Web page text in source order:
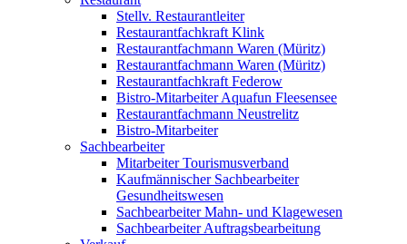
Stellv. Restaurantleiter
Restaurantfachkraft Klink
Restaurantfachmann Waren (Müritz)
Restaurantfachmann Waren (Müritz)
Restaurantfachkraft Federow
Bistro-Mitarbeiter Aquafun Fleesensee
Restaurantfachmann Neustrelitz
Bistro-Mitarbeiter
Sachbearbeiter
Mitarbeiter Tourismusverband
Kaufmännischer Sachbearbeiter
Gesundheitswesen
Sachbearbeiter Mahn- und Klagewesen
Sachbearbeiter Auftragsbearbeitung